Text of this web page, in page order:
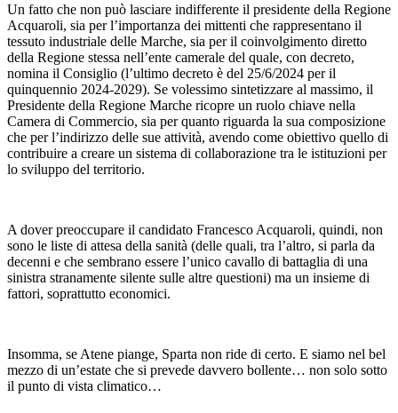
Un fatto che non può lasciare indifferente il presidente della Regione
Acquaroli, sia per l’importanza dei mittenti che rappresentano il
tessuto industriale delle Marche, sia per il coinvolgimento diretto
della Regione stessa nell’ente camerale del quale, con decreto,
nomina il Consiglio (l’ultimo decreto è del 25/6/2024 per il
quinquennio 2024-2029). Se volessimo sintetizzare al massimo, il
Presidente della Regione Marche ricopre un ruolo chiave nella
Camera di Commercio, sia per quanto riguarda la sua composizione
che per l’indirizzo delle sue attività, avendo come obiettivo quello di
contribuire a creare un sistema di collaborazione tra le istituzioni per
lo sviluppo del territorio.
A dover preoccupare il candidato Francesco Acquaroli, quindi, non
sono le liste di attesa della sanità (delle quali, tra l’altro, si parla da
decenni e che sembrano essere l’unico cavallo di battaglia di una
sinistra stranamente silente sulle altre questioni) ma un insieme di
fattori, soprattutto economici.
Insomma, se Atene piange, Sparta non ride di certo. E siamo nel bel
mezzo di un’estate che si prevede davvero bollente… non solo sotto
il punto di vista climatico…